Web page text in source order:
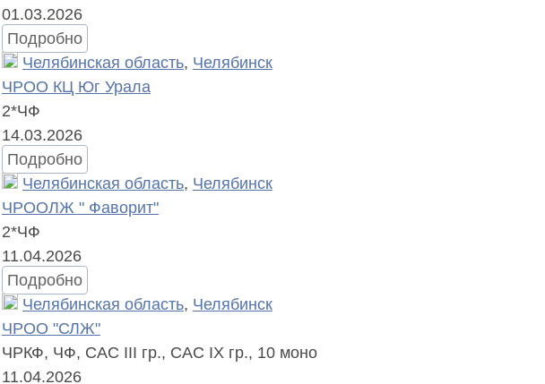
01.03.2026
Подробно
Челябинская область, Челябинск
ЧРОО КЦ Юг Урала
2*ЧФ
14.03.2026
Подробно
Челябинская область, Челябинск
ЧРООЛЖ " Фаворит"
2*ЧФ
11.04.2026
Подробно
Челябинская область, Челябинск
ЧРОО "СЛЖ"
ЧРКФ, ЧФ, САС III гр., САС IX гр., 10 моно
11.04.2026